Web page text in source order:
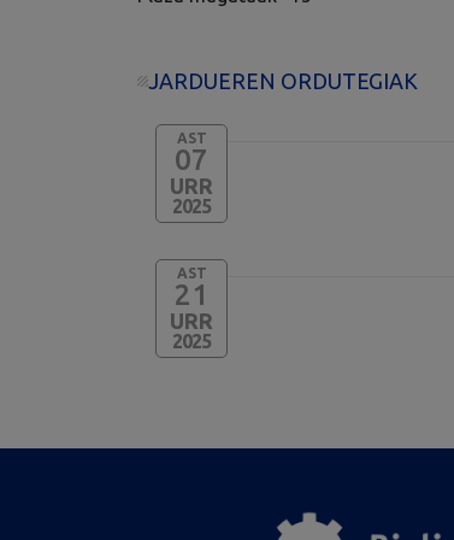
JARDUEREN ORDUTEGIAK
AST
07
URR
2025
AST
21
URR
2025